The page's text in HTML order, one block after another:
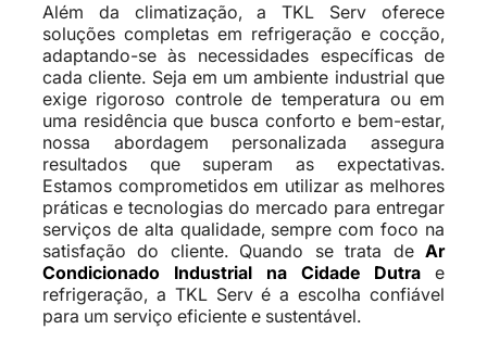
Além da climatização, a TKL Serv oferece
soluções completas em refrigeração e cocção,
adaptando-se às necessidades específicas de
cada cliente. Seja em um ambiente industrial que
exige rigoroso controle de temperatura ou em
uma residência que busca conforto e bem-estar,
nossa abordagem personalizada assegura
resultados que superam as expectativas.
Estamos comprometidos em utilizar as melhores
práticas e tecnologias do mercado para entregar
serviços de alta qualidade, sempre com foco na
satisfação do cliente. Quando se trata deAr
Condicionado Industrial na Cidade Dutra e
refrigeração, a TKL Serv é a escolha confiável
para um serviço eficiente e sustentável.